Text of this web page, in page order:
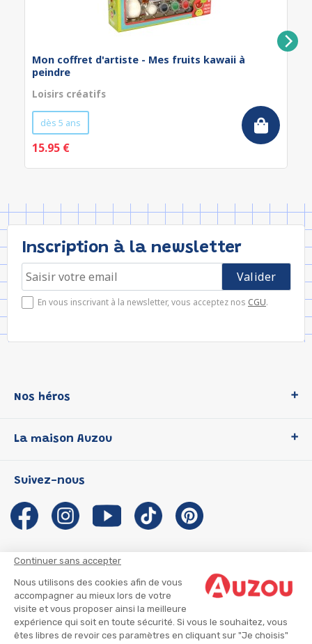
Continuer sans accepter
Nous utilisons des cookies afin de vous
accompagner au mieux lors de votre
visite et vous proposer ainsi la meilleure
expérience qui soit en toute sécurité. Si vous le souhaitez, vous
êtes libres de revoir ces paramètres en cliquant sur "Je choisis"
Mon coffret d'artiste - Mes fruits kawaii à
peindre
Loisirs créatifs
dès 5 ans
15.95 €
Inscription à la newsletter
En vous inscrivant à la newsletter, vous acceptez nos CGU.
Nos héros
P'tit Loup
Les Influenceuses
Migali
Petite Taupe
La maison Auzou
Notre histoire
Auzou s'engage
Auteurs et illustrateurs Auzou
Suivre mon colis
Infos consommateur
Suivez-nous
CGU
CGV
Mentions légales